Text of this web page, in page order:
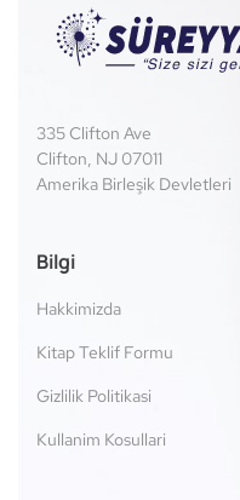
335 Clifton Ave
Clifton, NJ 07011
Amerika Birleşik Devletleri
Bilgi
Hakkimizda
Kitap Teklif Formu
Gizlilik Politikasi
Kullanim Kosullari